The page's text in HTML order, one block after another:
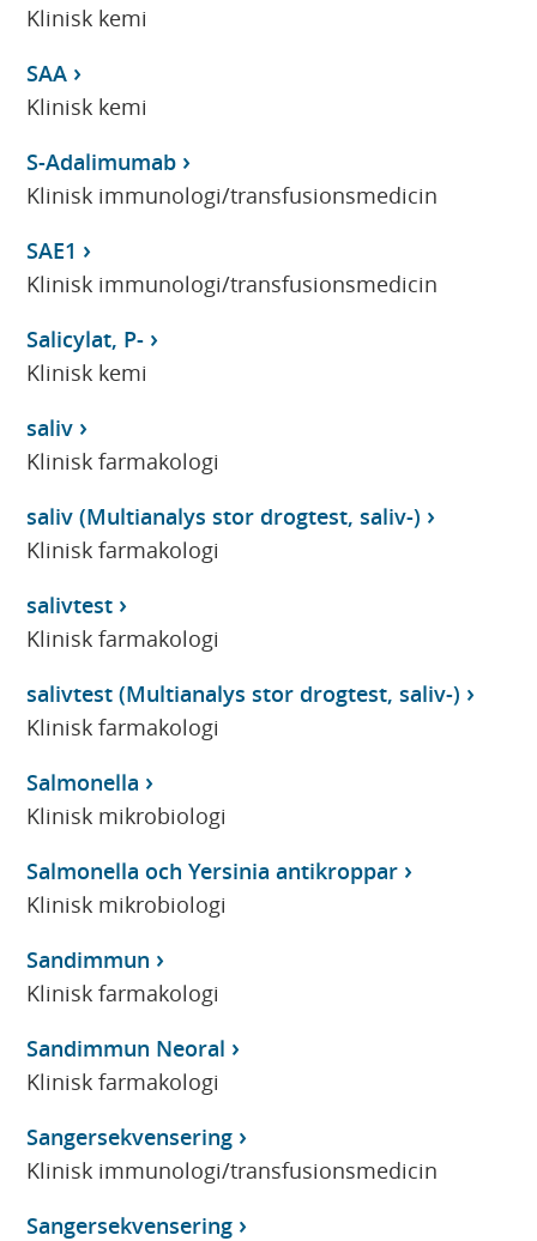
Klinisk kemi
SAA
Klinisk kemi
S-Adalimumab
Klinisk immunologi/transfusionsmedicin
SAE1
Klinisk immunologi/transfusionsmedicin
Salicylat, P-
Klinisk kemi
saliv
Klinisk farmakologi
saliv (Multianalys stor drogtest, saliv-)
Klinisk farmakologi
salivtest
Klinisk farmakologi
salivtest (Multianalys stor drogtest, saliv-)
Klinisk farmakologi
Salmonella
Klinisk mikrobiologi
Salmonella och Yersinia antikroppar
Klinisk mikrobiologi
Sandimmun
Klinisk farmakologi
Sandimmun Neoral
Klinisk farmakologi
Sangersekvensering
Klinisk immunologi/transfusionsmedicin
Sangersekvensering